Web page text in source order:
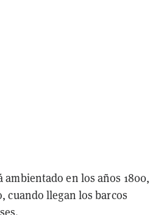
ambientado en los años 1800,
cuando llegan los barcos